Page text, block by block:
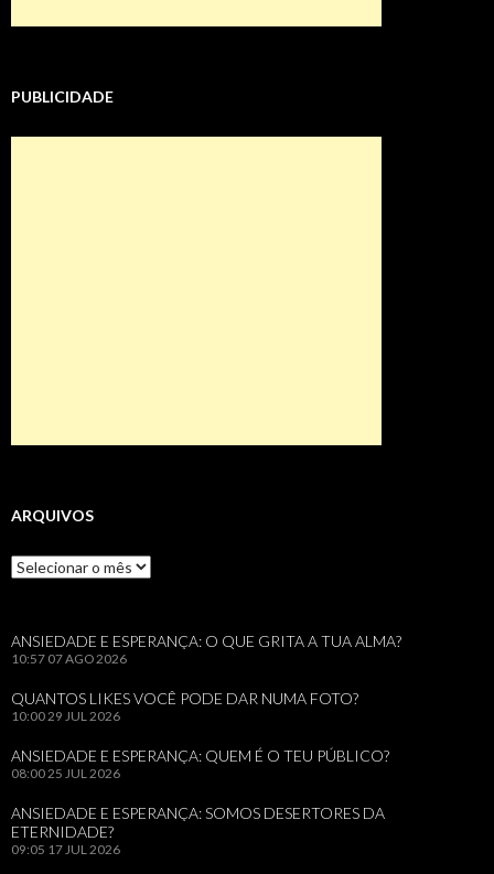
PUBLICIDADE
ARQUIVOS
Arquivos
ANSIEDADE E ESPERANÇA: O QUE GRITA A TUA ALMA?
10:57 07 AGO 2026
QUANTOS LIKES VOCÊ PODE DAR NUMA FOTO?
10:0029 JUL 2026
ANSIEDADE E ESPERANÇA: QUEM É O TEU PÚBLICO?
08:0025 JUL 2026
ANSIEDADE E ESPERANÇA: SOMOS DESERTORES DA
ETERNIDADE?
09:05 17 JUL 2026